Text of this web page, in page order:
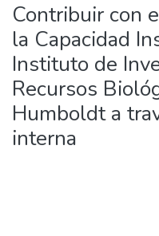
Contribuir con
la Capacidad
Instituto de
Recursos
Humboldt a
interna